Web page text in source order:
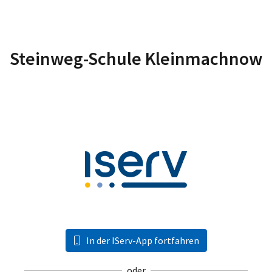
Steinweg-Schule Kleinmachnow
In der IServ-App fortfahren